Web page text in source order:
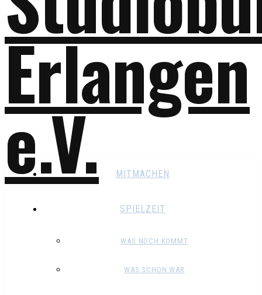
MITMACHEN
SPIELZEIT
WAS NOCH KOMMT
WAS SCHON WAR